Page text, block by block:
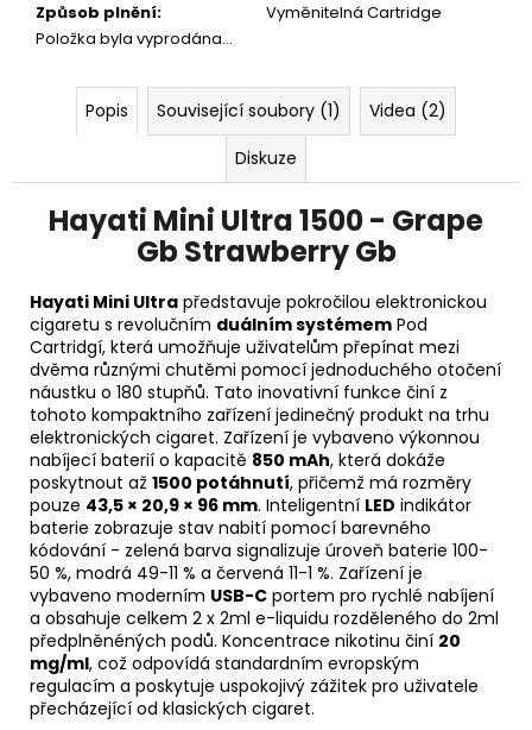
Způsob plnění:
Vyměnitelná Cartridge
Položka byla vyprodána…
Popis Související soubory (1)
Videa (2)
Diskuze
Hayati Mini Ultra 1500 - Grape
Gb Strawberry Gb
Hayati Mini Ultra představuje pokročilou elektronickou
cigaretu s revolučním duálním systémem Pod
Cartridgí, která umožňuje uživatelům přepínat mezi
dvěma různými chutěmi pomocí jednoduchého otočení
náustku o 180 stupňů. Tato inovativní funkce činí z
tohoto kompaktního zařízení jedinečný produkt na trhu
elektronických cigaret. Zařízení je vybaveno výkonnou
nabíjecí baterií o kapacitě 850 mAh, která dokáže
poskytnout až 1500 potáhnutí, přičemž má rozměry
pouze 43,5 × 20,9 × 96 mm. Inteligentní LED indikátor
baterie zobrazuje stav nabití pomocí barevného
kódování - zelená barva signalizuje úroveň baterie 100-
50 %, modrá 49-11 % a červená 11-1 %. Zařízení je
vybaveno moderním USB-C portem pro rychlé nabíjení
a obsahuje celkem 2 x 2ml e-liquidu rozděleného do 2ml
předplněnéných podů. Koncentrace nikotinu činí 20
mg/ml, což odpovídá standardním evropským
regulacím a poskytuje uspokojivý zážitek pro uživatele
přecházející od klasických cigaret.